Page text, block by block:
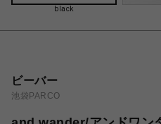
black
ビーバー
池袋PARCO